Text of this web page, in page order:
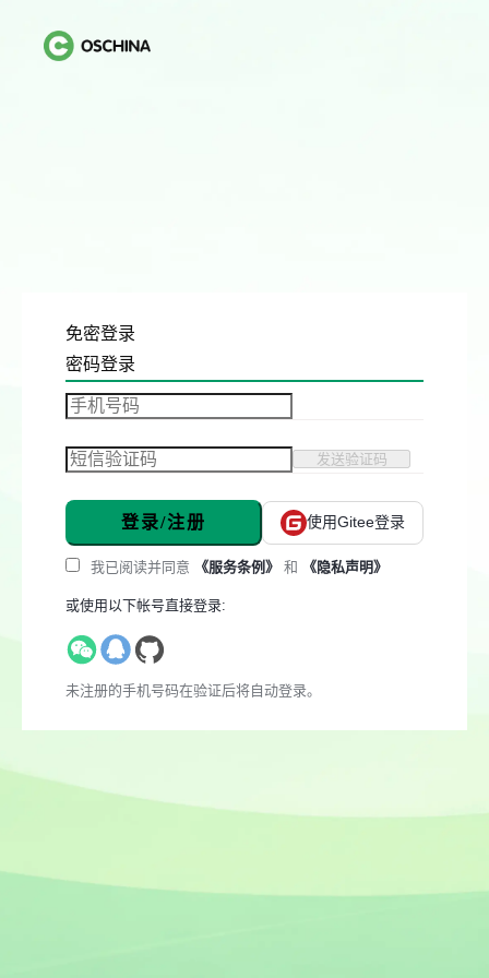
免密登录
密码登录
发送验证码
登录/注册 使用Gitee登录
我已阅读并同意 《服务条例》 和 《隐私声明》
或使用以下帐号直接登录:
未注册的手机号码在验证后将自动登录。